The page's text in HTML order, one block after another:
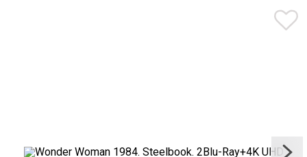
Zapisz